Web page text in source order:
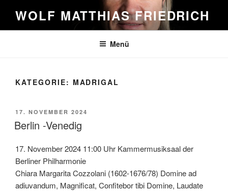
Inhalt
springen
WOLF MATTHIAS FRIEDRICH
Menü
KATEGORIE: MADRIGAL
VERÖFFENTLICHT
AM
17. NOVEMBER 2024
Berlin -Venedig
17. November 2024 11:00 Uhr Kammermusiksaal der
Berliner Philharmonie
Chiara Margarita Cozzolani (1602-1676/78) Domine ad
adiuvandum, Magnificat, Confitebor tibi Domine, Laudate